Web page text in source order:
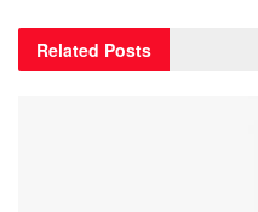
Related Posts